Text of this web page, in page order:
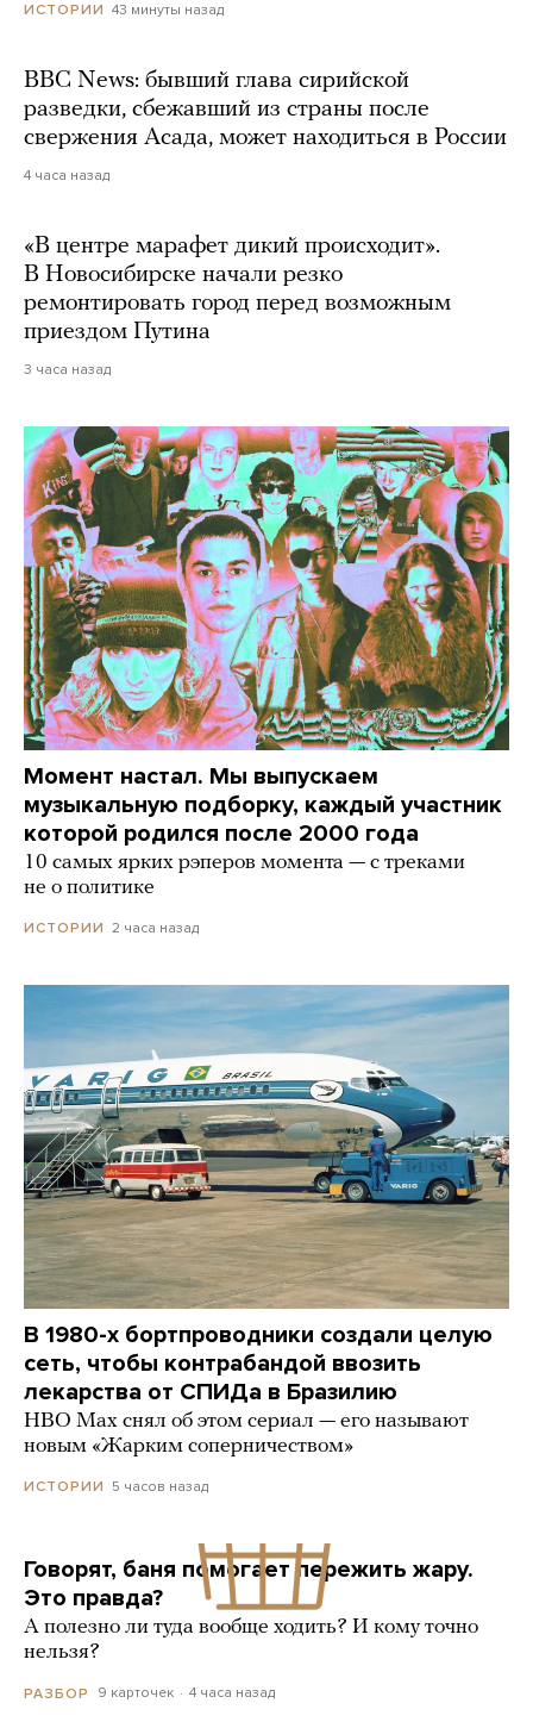
ИСТОРИИ 43 минуты назад
BBC News: бывший глава сирийской
разведки, сбежавший из страны после
свержения Асада, может находиться в России
4 часа назад
«В центре марафет дикий происходит».
В Новосибирске начали резко
ремонтировать город перед возможным
приездом Путина
3 часа назад
Момент настал. Мы выпускаем
музыкальную подборку, каждый участник
которой родился после 2000 года
10 самых ярких рэперов момента — с треками
не о политике
ИСТОРИИ 2 часа назад
В 1980-х бортпроводники создали целую
сеть, чтобы контрабандой ввозить
лекарства от СПИДа в Бразилию
HBO Max снял об этом сериал — его называют
новым «Жарким соперничеством»
ИСТОРИИ 5 часов назад
Говорят, баня помогает пережить жару.
Это правда?
А полезно ли туда вообще ходить? И кому точно
нельзя?
РАЗБОР 9 карточек 4 часа назад